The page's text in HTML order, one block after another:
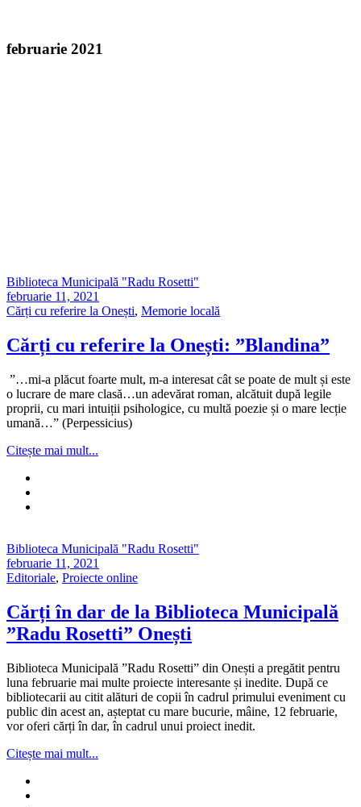
februarie 2021
Biblioteca Municipală "Radu Rosetti"
februarie 11, 2021
Cărți cu referire la Onești, Memorie locală
Cărți cu referire la Onești: ”Blandina”
”…mi-a plăcut foarte mult, m-a interesat cât se poate de mult și este
o lucrare de mare clasă…un adevărat roman, alcătuit după legile
proprii, cu mari intuiții psihologice, cu multă poezie și o mare lecție
umană…” (Perpessicius)
Citește mai mult...
Biblioteca Municipală "Radu Rosetti"
februarie 11, 2021
Editoriale, Proiecte online
Cărți în dar de la Biblioteca Municipală
”Radu Rosetti” Onești
Biblioteca Municipală ”Radu Rosetti” din Onești a pregătit pentru
luna februarie mai multe proiecte interesante și inedite. După ce
bibliotecarii au citit alături de copii în cadrul primului eveniment cu
public din acest an, așteptat cu mare bucurie, mâine, 12 februarie,
vor oferi cărți în dar, în cadrul unui proiect inedit.
Citește mai mult...